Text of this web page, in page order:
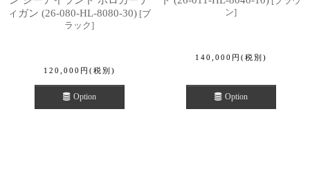
ィガン (26-080-HL-8080-30) [ブ
ラック]
120,000 円 (税別)
Option
ン]
140,000 円 (税別)
Option